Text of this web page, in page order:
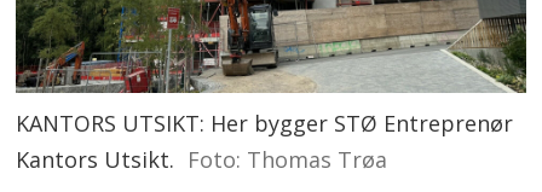
KANTORS UTSIKT: Her bygger STØ Entreprenør
Kantors Utsikt. Foto: Thomas Trøa